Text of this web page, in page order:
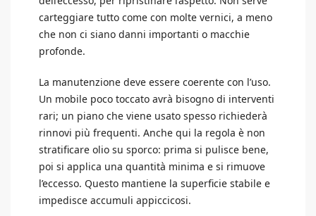
carteggiare tutto come con molte vernici, a meno
che non ci siano danni importanti o macchie
profonde.
La manutenzione deve essere coerente con l’uso.
Un mobile poco toccato avrà bisogno di interventi
rari; un piano che viene usato spesso richiederà
rinnovi più frequenti. Anche qui la regola è non
stratificare olio su sporco: prima si pulisce bene,
poi si applica una quantità minima e si rimuove
l’eccesso. Questo mantiene la superficie stabile e
impedisce accumuli appiccicosi.